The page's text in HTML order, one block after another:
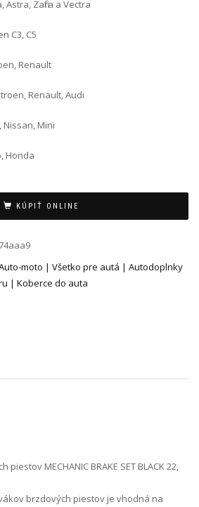
Astra, Zafira a Vectra
C3, C5
Renault
Renault, Audi
Nissan, Mini
Honda
KÚPIŤ ONLINE
moto | Všetko pre autá | Autodoplnky
| Koberce do auta
MECHANIC BRAKE SET BLACK 22,
brzdových piestov je vhodná na